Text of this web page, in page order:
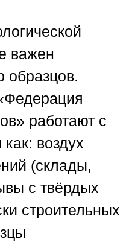
важен
образцов.
работают с
воздух
(склады,
с твёрдых
строительных